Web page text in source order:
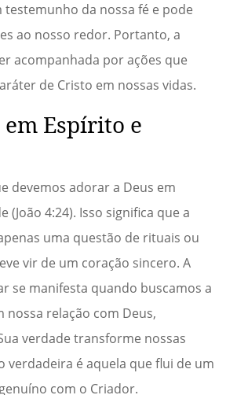
testemunho da nossa fé e pode
ao nosso redor. Portanto, a
acompanhada por ações que
de Cristo em nossas vidas.
Espírito e
devemos adorar a Deus em
(João 4:24). Isso significa que a
uma questão de rituais ou
vir de um coração sincero. A
se manifesta quando buscamos a
nossa relação com Deus,
verdade transforme nossas
verdadeira é aquela que flui de um
com o Criador.